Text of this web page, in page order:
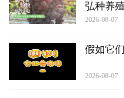
弘种养
2026-08-07
假如它
2026-08-07